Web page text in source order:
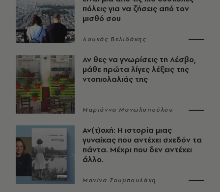
πόλεις για να ζήσεις από τον
μισθό σου
Λουκάς Βελιδάκης
Αν θες να γνωρίσεις τη Λέσβο,
μάθε πρώτα λίγες λέξεις της
ντοπιολαλιάς της
Μαριάννα Μανωλοπούλου
Αν(τ)οχή: Η ιστορία μιας
γυναίκας που αντέχει σχεδόν τα
πάντα. Μέχρι που δεν αντέχει
άλλο.
Μανίνα Ζουμπουλάκη